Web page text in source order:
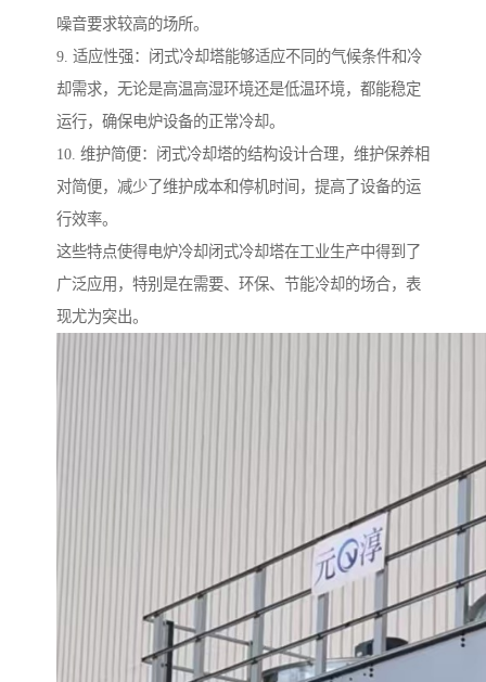
噪音要求较高的场所。
9. 适应性强：闭式冷却塔能够适应不同的气候条件和冷
却需求，无论是高温高湿环境还是低温环境，都能稳定
运行，确保电炉设备的正常冷却。
10. 维护简便：闭式冷却塔的结构设计合理，维护保养相
对简便，减少了维护成本和停机时间，提高了设备的运
行效率。
这些特点使得电炉冷却闭式冷却塔在工业生产中得到了
广泛应用，特别是在需要、环保、节能冷却的场合，表
现尤为突出。